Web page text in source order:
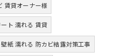
賃貸オーナー様
ト 濡れる 賃貸
紙 濡れる 防カビ結露対策工事